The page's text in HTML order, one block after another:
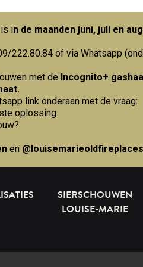
in de maanden juni, juli en
222.80.84 of via Whatsapp
met de Incognito+
link onderaan met de vraag:
oplossing
en @louisemarieoldfireplaces
SIERSCHOUWEN
LOUISE-MARIE